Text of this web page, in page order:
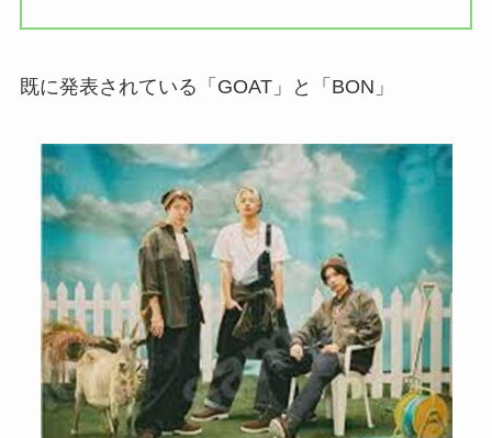
既に発表されている「GOAT」と「BON」